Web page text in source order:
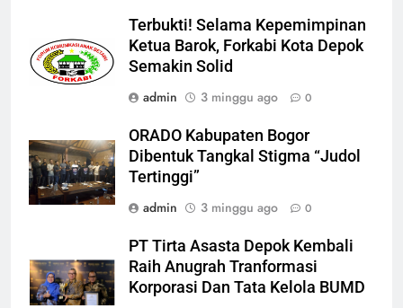
Terbukti! Selama Kepemimpinan
Ketua Barok, Forkabi Kota Depok
Semakin Solid
admin
3 minggu ago 0
ORADO Kabupaten Bogor
Dibentuk Tangkal Stigma “Judol
Tertinggi”
admin
3 minggu ago 0
PT Tirta Asasta Depok Kembali
Raih Anugrah Tranformasi
Korporasi Dan Tata Kelola BUMD